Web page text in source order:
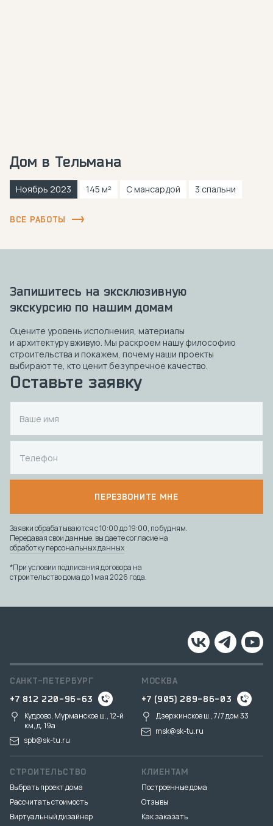
Дом в Тельмана
Ноябрь 2023 145 м² С мансардой 3 спальни
ВСЕ РАБОТЫ
Оставьте заявку
ПЕРЕЗВОНИТЕ МНЕ
Заявки обрабатываются с 10:00 до 19:00, по будням.
Передавая свои данные, вы даете согласие на
обработку персональных данных
*При условии подписания договора на
строительство дома до 1 мая 2026 года.
Запишитесь на эксклюзивную
экскурсию по нашим домам
Оцените уровень исполнения, материалы
и архитектуру вживую. Мы раскроем нашу философию
строительства и покажем, почему наши проекты
выбирают те, кто ценит безупречное качество.
САНКТ-ПЕТЕРБУРГ
+7 812 220-96-63
Кудрово, Мурманское ш., 12-й
км, д. 19a
spb@sk-tu.ru
МОСКВА
+7 (905) 289-86-03
Дзержинское ш., 7/7 дом 33
msk@sk-tu.ru
СТРОИТЕЛЬСТВО
Выбрать проект дома
Рассчитать стоимость
Виртуальный дизайнер
КЛИЕНТАМ
Построенные дома
Отзывы
Как заказать